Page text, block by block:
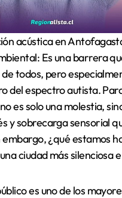
Es una barrera
todos, pero
del espectro autista.
es solo una molestia,
y sobrecarga sensorial
embargo, ¿qué estamos
ciudad más silenciosa
es uno de los